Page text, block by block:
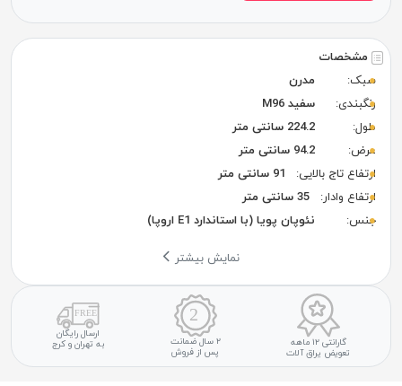
مشخصات
سبک:
مدرن
رنگبندی:
سفید M96
طول:
224.2 سانتی متر
عرض:
94.2 سانتی متر
ارتفاع تاج بالایی:
91 سانتی متر
ارتفاع وادار:
35 سانتی متر
جنس:
نئوپان پویا (با استاندارد E1 اروپا)
نمایش بیشتر
گارانتی ۱۲ ماهه
تعویض یراق آلات
پس از فروش
ارسال رایگان
به تهران و کرج